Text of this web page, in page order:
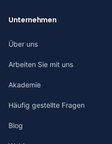
Unternehmen
Über uns
Arbeiten Sie mit uns
Akademie
Häufig gestellte Fragen
Blog